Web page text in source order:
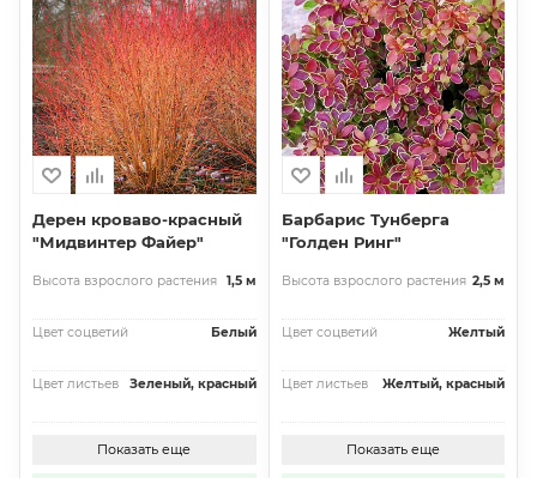
Дерен кроваво-красный
"Мидвинтер Файер"
Высота взрослого растения 1,5 м
Цвет соцветий Белый
Цвет листьев Зеленый, красный
Показать еще
Барбарис Тунберга
"Голден Ринг"
Высота взрослого растения 2,5 м
Цвет соцветий Желтый
Цвет листьев Желтый, красный
Показать еще